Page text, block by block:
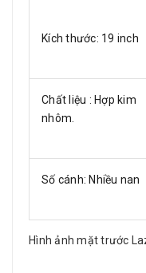
Kích thước: 19 inch
Chất liệu : Hợp kim
nhôm.
Số cánh: Nhiều nan
Hình ảnh mặt trước